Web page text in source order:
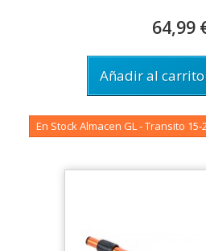
64,99
Añadir al carrito
En Stock Almacen GL - Transito